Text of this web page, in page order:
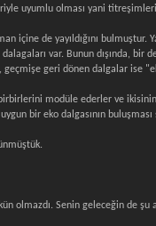
uyumlu olması yani
içine de yayıldığını bulmuştur.
var. Bunun dışında, bir
geri dönen dalgalar ise
modüle ederler ve
bir eko dalgasının buluşması
olmazdı. Senin geleceğin de